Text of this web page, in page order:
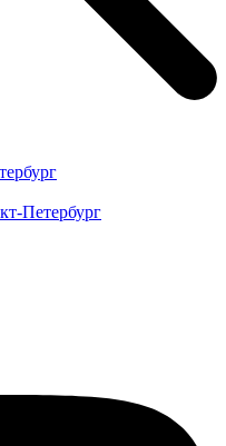
Петербург